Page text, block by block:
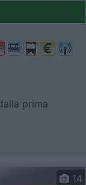
prima
14